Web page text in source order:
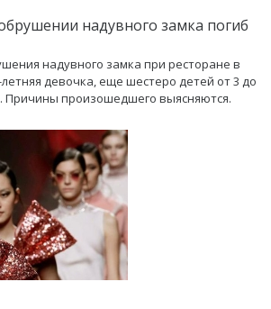
надувного замка погиб
надувного замка при ресторане в
девочка, еще шестеро детей от 3 до
Причины произошедшего выясняются.